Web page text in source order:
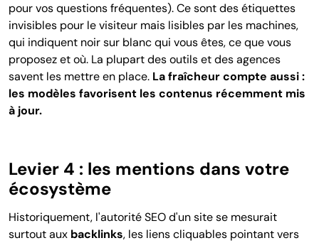
pour vos questions fréquentes). Ce sont des étiquettes
invisibles pour le visiteur mais lisibles par les machines,
qui indiquent noir sur blanc qui vous êtes, ce que vous
proposez et où. La plupart des outils et des agences
savent les mettre en place. La fraîcheur compte aussi :
les modèles favorisent les contenus récemment mis
à jour.
Levier 4 : les mentions dans votre
écosystème
Historiquement, l'autorité SEO d'un site se mesurait
surtout aux backlinks, les liens cliquables pointant vers